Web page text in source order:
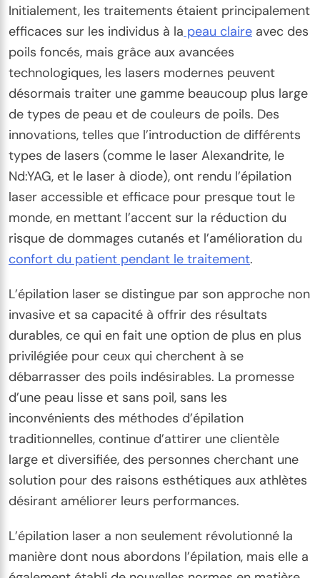
Initialement, les traitements étaient principalement
efficaces sur les individus à la peau claire avec des
poils foncés, mais grâce aux avancées
technologiques, les lasers modernes peuvent
désormais traiter une gamme beaucoup plus large
de types de peau et de couleurs de poils. Des
innovations, telles que l’introduction de différents
types de lasers (comme le laser Alexandrite, le
Nd:YAG, et le laser à diode), ont rendu l’épilation
laser accessible et efficace pour presque tout le
monde, en mettant l’accent sur la réduction du
risque de dommages cutanés et l’amélioration du
confort du patient pendant le traitement.
L’épilation laser se distingue par son approche non
invasive et sa capacité à offrir des résultats
durables, ce qui en fait une option de plus en plus
privilégiée pour ceux qui cherchent à se
débarrasser des poils indésirables. La promesse
d’une peau lisse et sans poil, sans les
inconvénients des méthodes d’épilation
traditionnelles, continue d’attirer une clientèle
large et diversifiée, des personnes cherchant une
solution pour des raisons esthétiques aux athlètes
désirant améliorer leurs performances.
L’épilation laser a non seulement révolutionné la
manière dont nous abordons l’épilation, mais elle a